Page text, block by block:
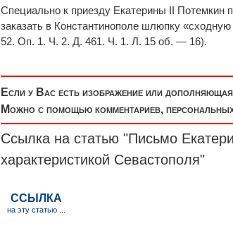
Специально к приезду Екатерины II Потемкин
заказать в Константинополе шлюпку
52. Оп. 1. Ч. 2. Д. 461. Ч. 1. Л. 15 об. — 16).
Если у Вас есть изображение или
Можно с помощью комментариев,
Ссылка на статью "Письмо
характеристикой Севастополя"